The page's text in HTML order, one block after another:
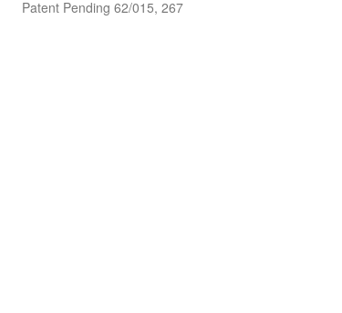
Patent Pending 62/015, 267